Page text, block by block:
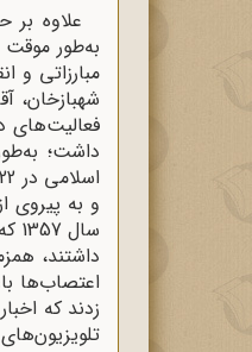
علاوه ‌بر
به‌طور
مبارزاتی و
شهبازخان،
فعالیت‌های
و به پیروی
اعتصاب‌ها
زدند که